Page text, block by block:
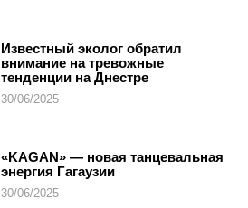
Известный эколог обратил
внимание на тревожные
тенденции на Днестре
30/06/2025
«KAGAN» — новая танцевальная
энергия Гагаузии
30/06/2025